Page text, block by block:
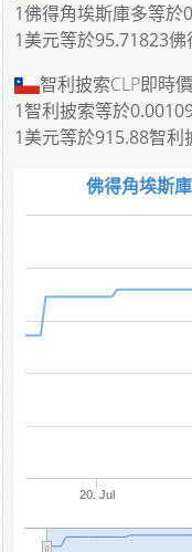
1佛得角埃斯庫多等於
1美元等於95.71823
智利披索CLP即時
1智利披索等於
1美元等於915.88智利
佛得角埃斯
20. Jul